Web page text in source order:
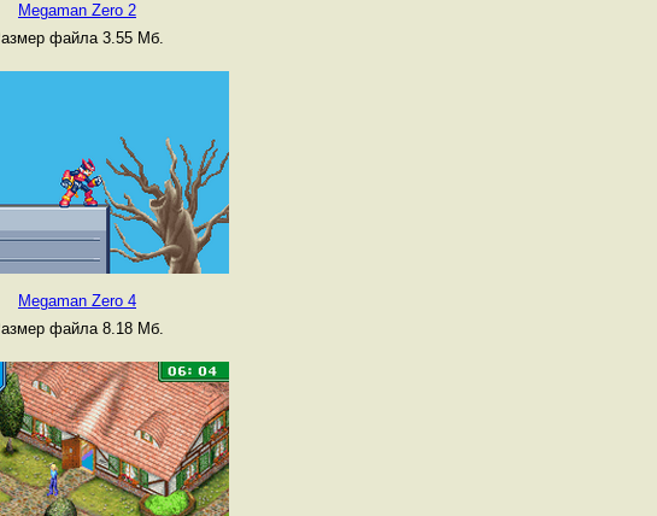
Megaman Zero 2
файла 3.55 Мб.
Megaman Zero 4
файла 8.18 Мб.